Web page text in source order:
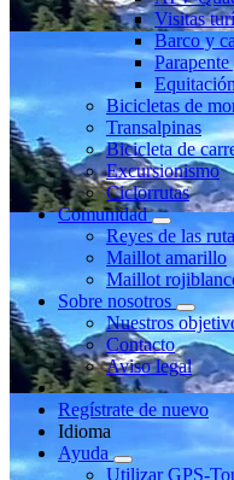
Visitas
Barco y
Bicicletas de
Transalpinas
Bicicleta de
Excursionismo
Ciclorrutas
Comunidad
Reyes de las
Maillot amarillo
Maillot
Sobre nosotros
Nuestros
Contacto
Aviso legal
Regístrate de nuevo
Idioma
Ayuda
Utilizar GPS-